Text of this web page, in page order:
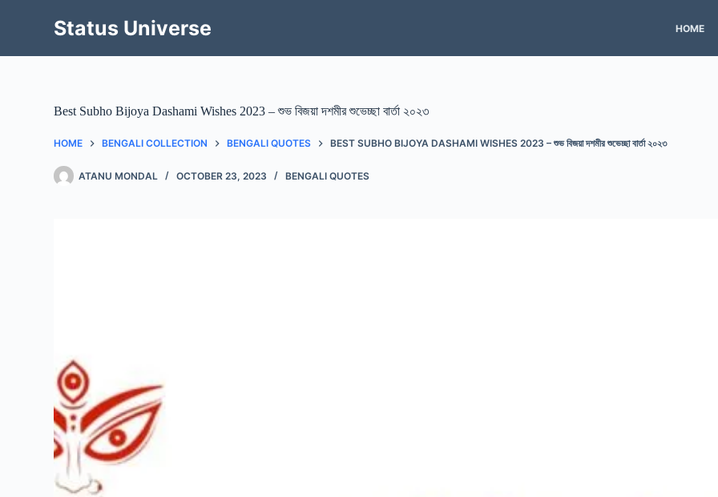
Status Universe HOME
Best Subho Bijoya Dashami Wishes 2023 – শুভ বিজয়া দশমীর শুভেচ্ছা বার্তা ২০২৩
HOME BENGALI COLLECTION BENGALI QUOTES BEST SUBHO BIJOYA DASHAMI WISHES 2023 – শুভ বিজয়া দশমীর শুভেচ্ছা বার্তা ২০২৩
ATANU MONDAL OCTOBER 23, 2023 BENGALI QUOTES